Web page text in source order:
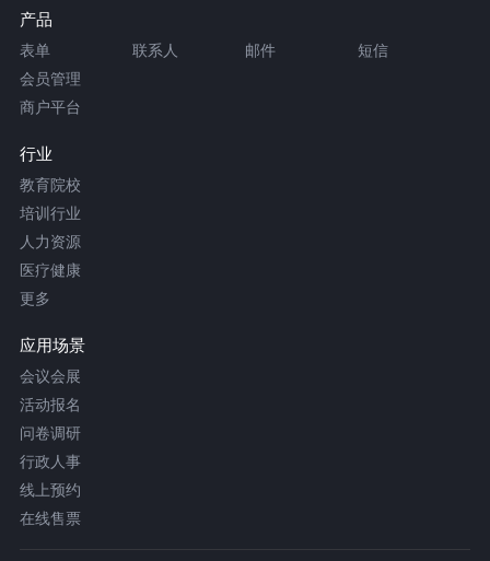
产品
表单 联系人 邮件
短信
会员管理
商户平台
行业
教育院校
培训行业
人力资源
医疗健康
更多
应用场景
会议会展
活动报名
问卷调研
行政人事
线上预约
在线售票